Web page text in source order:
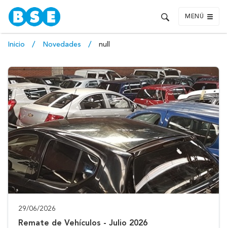
MENÚ
Inicio Novedades null
29/06/2026
Remate de Vehículos - Julio 2026